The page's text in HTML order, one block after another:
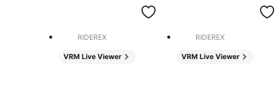
RIDEREX
VRM Live Viewer
RIDEREX
VRM Live Viewer